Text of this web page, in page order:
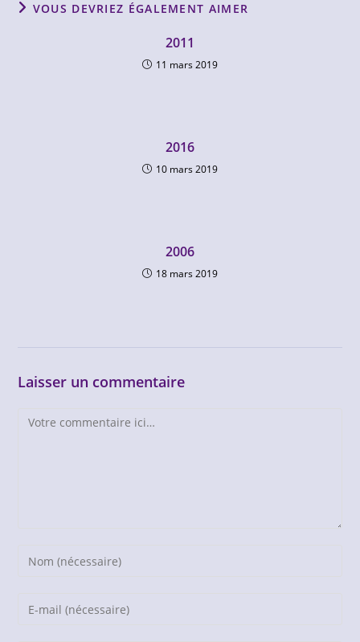
VOUS DEVRIEZ ÉGALEMENT AIMER
2011
11 mars 2019
2016
10 mars 2019
2006
18 mars 2019
Laisser un commentaire
Comment
Enter
Enter